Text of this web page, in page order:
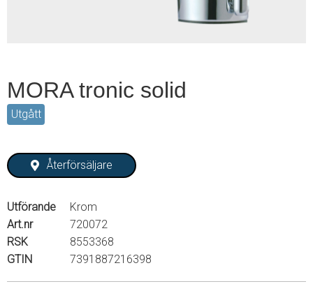
MORA tronic solid
Utgått
Återförsäljare
Utförande
Krom
Art.nr
720072
RSK
8553368
GTIN
7391887216398